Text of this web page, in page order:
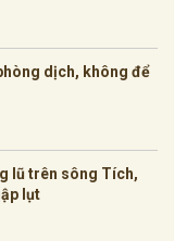
dịch, không để
lũ trên sông Tích,
lụt